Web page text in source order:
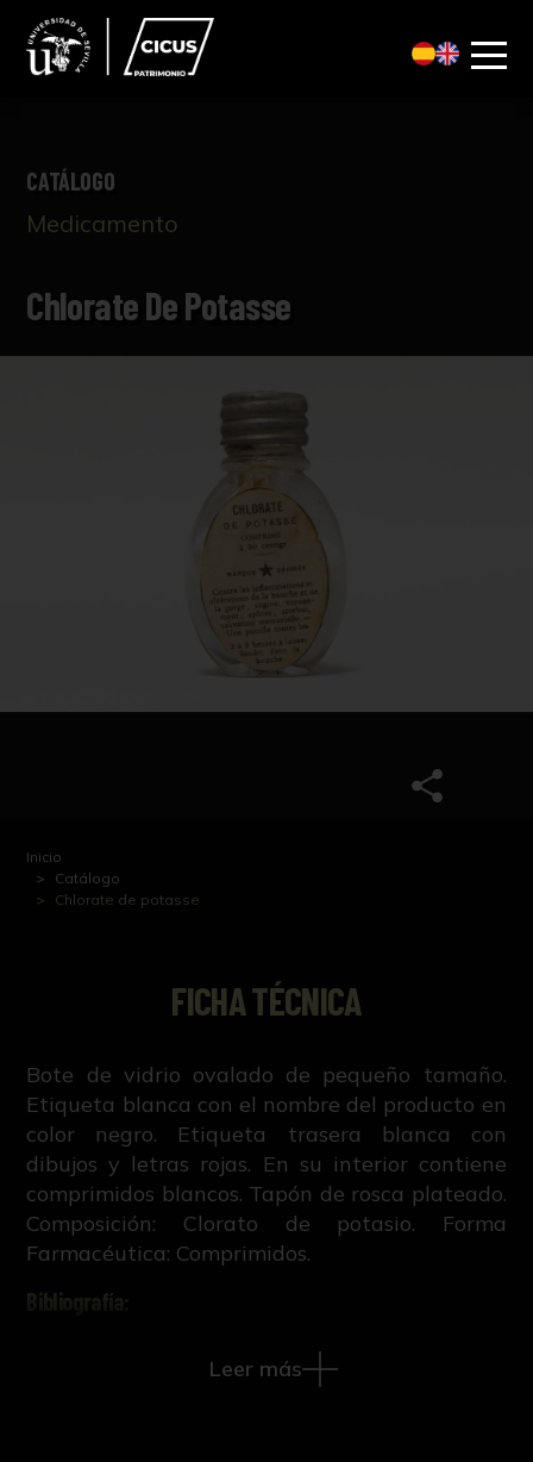
CATÁLOGO
Medicamento
Chlorate De Potasse
Inicio
Catálogo
Chlorate de potasse
FICHA TÉCNICA
Bote de vidrio ovalado de pequeño tamaño.
Etiqueta blanca con el nombre del producto en
color negro. Etiqueta trasera blanca con
dibujos y letras rojas. En su interior contiene
comprimidos blancos. Tapón de rosca plateado.
Composición: Clorato de potasio. Forma
Farmacéutica: Comprimidos.
Bibliografía:
R. Ruiz Altaba, Creación, estudio,
conservación y difusión de la colección
Leer más